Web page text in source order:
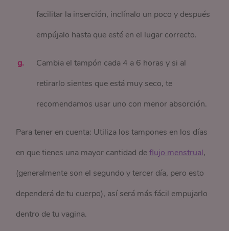
facilitar la inserción, inclínalo un poco y después
empújalo hasta que esté en el lugar correcto.
Cambia el tampón cada 4 a 6 horas y si al
retirarlo sientes que está muy seco, te
recomendamos usar uno con menor absorción.
Para tener en cuenta: Utiliza los tampones en los días
en que tienes una mayor cantidad deflujo menstrual,
(generalmente son el segundo y tercer día, pero esto
dependerá de tu cuerpo), así será más fácil empujarlo
dentro de tu vagina.